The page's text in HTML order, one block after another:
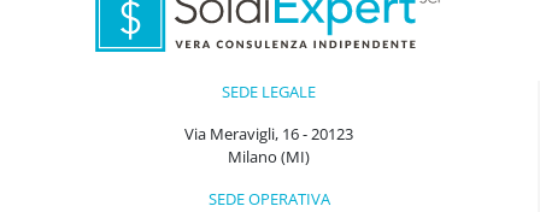
SEDE LEGALE
Via Meravigli, 16 - 20123
Milano (MI)
SEDE OPERATIVA